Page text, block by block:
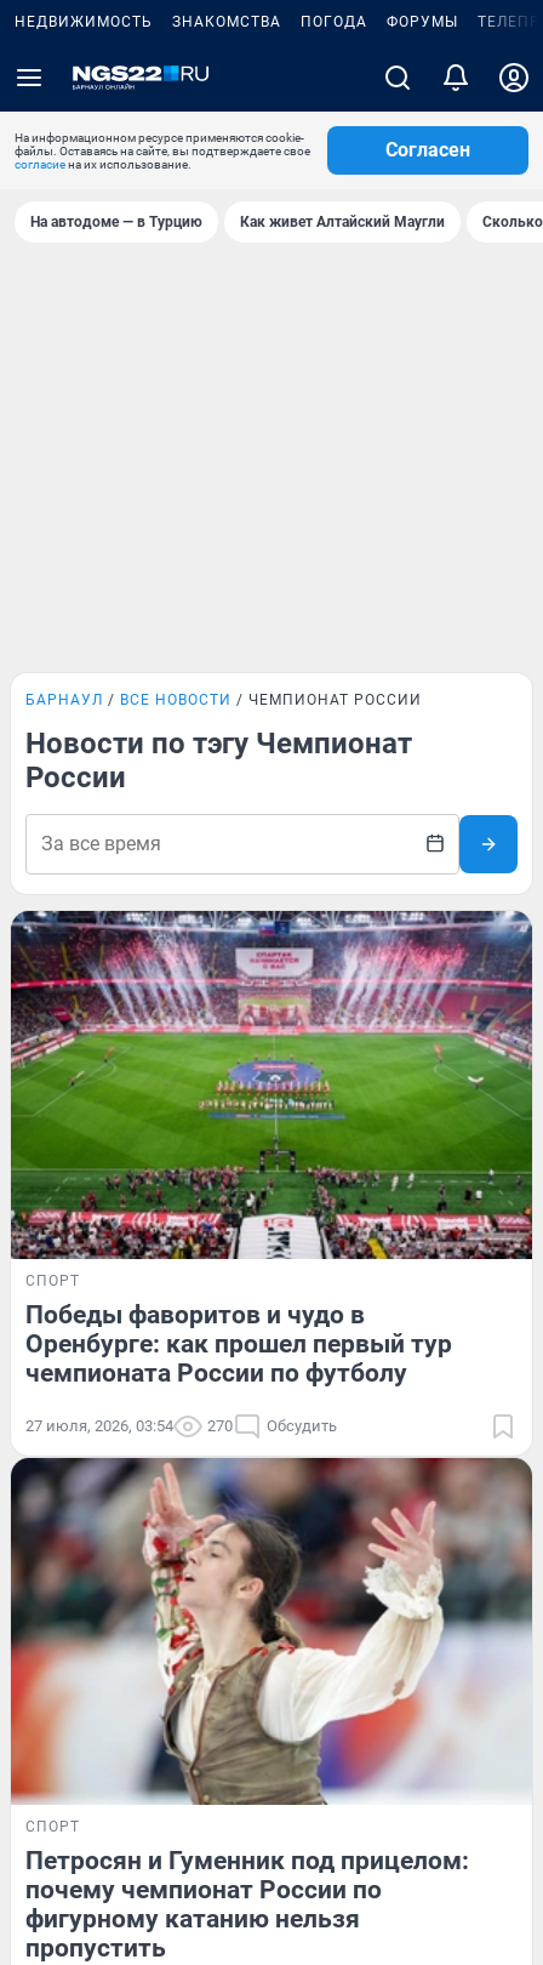
НЕДВИЖИМОСТЬ ЗНАКОМСТВА ПОГОДА ФОРУМЫ
На информационном ресурсе применяются cookie-
файлы. Оставаясь на сайте, вы подтверждаете свое
согласиена их использование.
Согласен
На автодоме — в Турцию Как живет Алтайский Маугли
БАРНАУЛ ВСЕ НОВОСТИ ЧЕМПИОНАТ РОССИИ
Новости по тэгу Чемпионат
России
СПОРТ
Победы фаворитов и чудо в
Оренбурге: как прошел первый тур
чемпионата России по футболу
27 июля, 2026, 03:54 270 Обсудить
СПОРТ
Петросян и Гуменник под прицелом:
почему чемпионат России по
фигурному катанию нельзя
пропустить